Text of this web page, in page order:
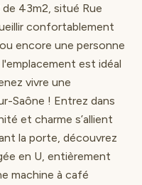
43m2, situé Rue
confortablement
encore une personne
est idéal
vivre une
Saône ! Entrez dans
et charme s’allient
la porte, découvrez
en U, entièrement
machine à café